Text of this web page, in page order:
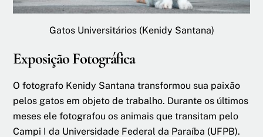
Gatos Universitários (Kenidy Santana)
Exposição Fotográfica
O fotografo Kenidy Santana transformou sua paixão
pelos gatos em objeto de trabalho. Durante os últimos
meses ele fotografou os animais que transitam pelo
Campi I da Universidade Federal da Paraíba (UFPB).